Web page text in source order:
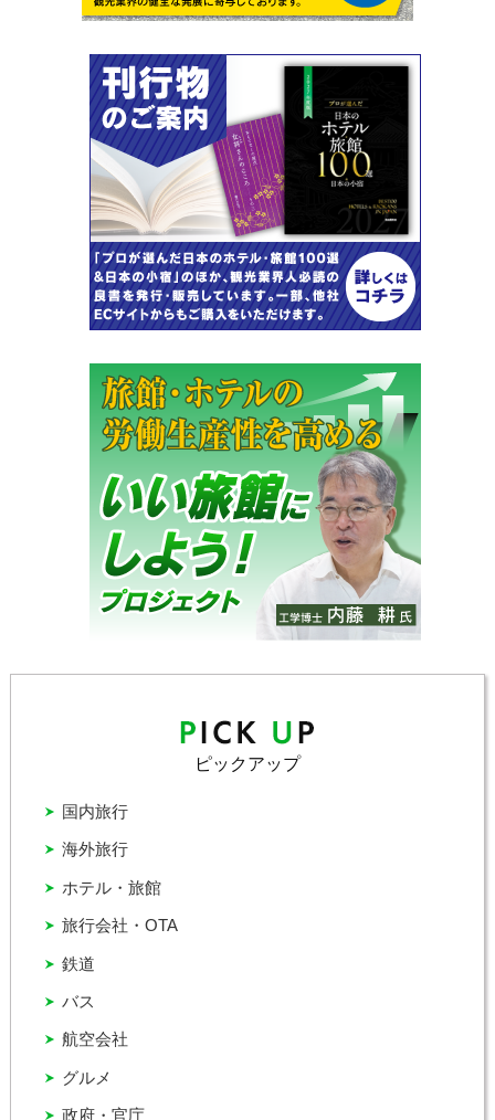
ピックアップ
グルメ
バス
ホテル・旅館
国内旅行
政府・官庁
旅行会社・OTA
海外旅行
航空会社
鉄道